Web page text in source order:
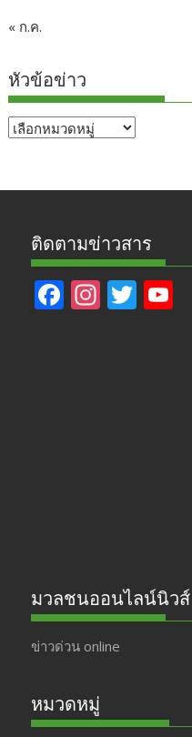
« ก.ค.
หัวข้อข่าว
หัวข้อ
ติดตามข่าวสาร
F In T
มวลชนออนไลน์นิวส์
ข่าวด่วน online
หมวดหมู่